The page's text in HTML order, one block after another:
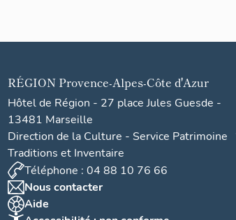
RÉGION Provence-Alpes-Côte d'Azur
Hôtel de Région - 27 place Jules Guesde -
13481 Marseille
Direction de la Culture - Service Patrimoine
Traditions et Inventaire
Téléphone : 04 88 10 76 66
Nous contacter
Aide